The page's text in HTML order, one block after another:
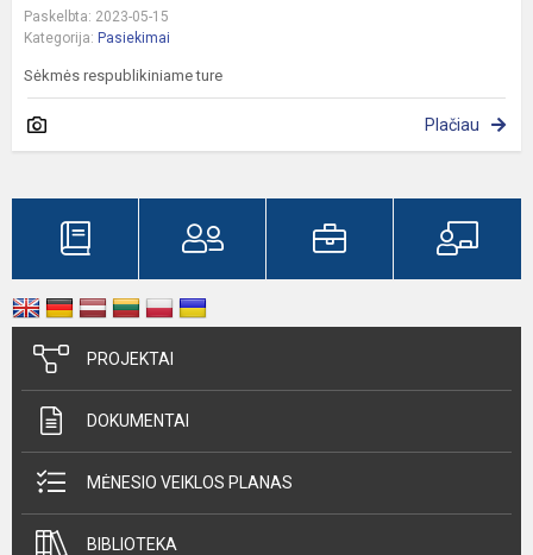
Paskelbta: 2023-05-15
Kategorija: Pasiekimai
Sėkmės respublikiniame ture
Plačiau
PROJEKTAI
DOKUMENTAI
MĖNESIO VEIKLOS PLANAS
BIBLIOTEKA